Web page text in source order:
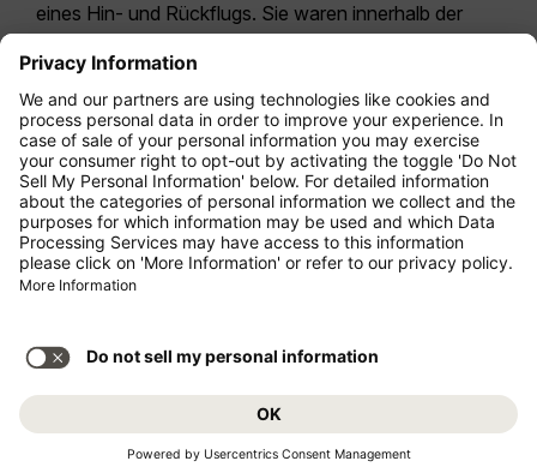
eines Hin- und Rückflugs. Sie waren innerhalb der
möglicherweise nicht mehr aktuell. Bei den für die
Economy Class angegebenen Tarifen handelt es
sich i.d.R. um Economy Zero, unsere restriktivste
Tarifoption. Es können hierfür zusätzliche Gebühren
fürAufgabegepäckoder für andere optionale
Leistungen anfallen. Es gelten dieAllgemeinen
Geschäftsbedingungen .